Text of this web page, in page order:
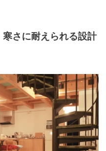
さに耐えられる設計